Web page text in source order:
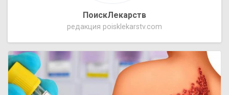
ПоискЛекарств
редакция poisklekarstv.com